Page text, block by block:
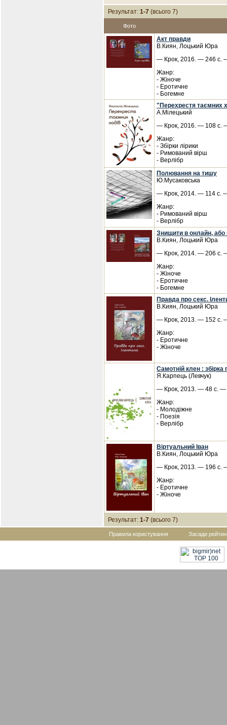
Результат: 1-7 (всього 7)
Фото
Акт правди
В.Киян, Лоцький Юра
— Крок, 2016. — 246 с.
Жанр:
- Жіноче
- Еротичне
- Богемне
"Перехрестя таємних
А.Мілецький
— Крок, 2016. — 108 с.
Жанр:
- Збірки лірики
- Римований вірш
- Верлібр
Полювання на тишу
Ю.Мусаковська
— Крок, 2014. — 114 с.
Жанр:
- Римований вірш
- Верлібр
Знищити в онлайн, або
В.Киян, Лоцький Юра
— Крок, 2014. — 206 с.
Жанр:
- Жіноче
- Еротичне
- Богемне
Правда про секс.
В.Киян, Лоцький Юра
— Крок, 2013. — 152 с.
Жанр:
- Еротичне
- Жіноче
Самотній клен : збірка
Я.Карпець (Левчук)
— Крок, 2013. — 48 с. —
Жанр:
- Молодіжне
- Поезія
- Верлібр
Віртуальний Іван
В.Киян, Лоцький Юра
— Крок, 2013. — 196 с.
Жанр:
- Еротичне
- Жіноче
Результат: 1-7 (всього 7)
Правила користування Засади